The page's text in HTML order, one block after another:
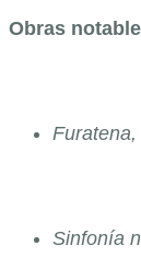
Obras
Furatena,
Sinfonía